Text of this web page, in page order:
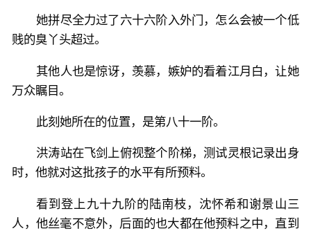
她拼尽全力过了六十六阶入外门，怎么会被一个低
贱的臭丫头超过。
其他人也是惊讶，羡慕，嫉妒的看着江月白，让她
万众瞩目。
此刻她所在的位置，是第八十一阶。
洪涛站在飞剑上俯视整个阶梯，测试灵根记录出身
时，他就对这批孩子的水平有所预料。
看到登上九十九阶的陆南枝，沈怀希和谢景山三
人，他丝毫不意外，后面的也大都在他预料之中，直到